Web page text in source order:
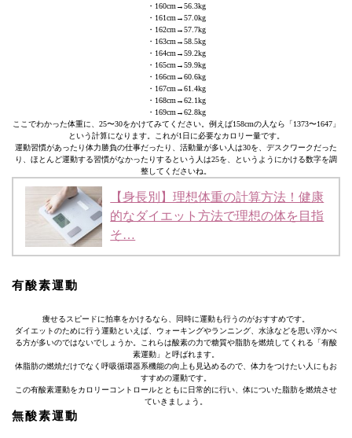
・160cm→56.3kg
・161cm→57.0kg
・162cm→57.7kg
・163cm→58.5kg
・164cm→59.2kg
・165cm→59.9kg
・166cm→60.6kg
・167cm→61.4kg
・168cm→62.1kg
・169cm→62.8kg
ここでわかった体重に、25〜30をかけてみてください。例えば158cmの人なら「1373〜1647」
という計算になります。これが1日に必要なカロリー量です。
運動習慣があったり体力勝負の仕事だったり、活動量が多い人は30を、デスクワークだった
り、ほとんど運動する習慣がなかったりするという人は25を、というようにかける数字を調
整してくださいね。
【身長別】理想体重の計算方法！健康
的なダイエット方法で理想の体を目指
そ…
有酸素運動
痩せるスピードに拍車をかけるなら、同時に運動も行うのがおすすめです。
ダイエットのために行う運動といえば、ウォーキングやランニング、水泳などを思い浮かべ
る方が多いのではないでしょうか。これらは酸素の力で糖質や脂肪を燃焼してくれる「有酸
素運動」と呼ばれます。
体脂肪の燃焼だけでなく呼吸循環器系機能の向上も見込めるので、体力をつけたい人にもお
すすめの運動です。
この有酸素運動をカロリーコントロールとともに日常的に行い、体についた脂肪を燃焼させ
ていきましょう。
無酸素運動